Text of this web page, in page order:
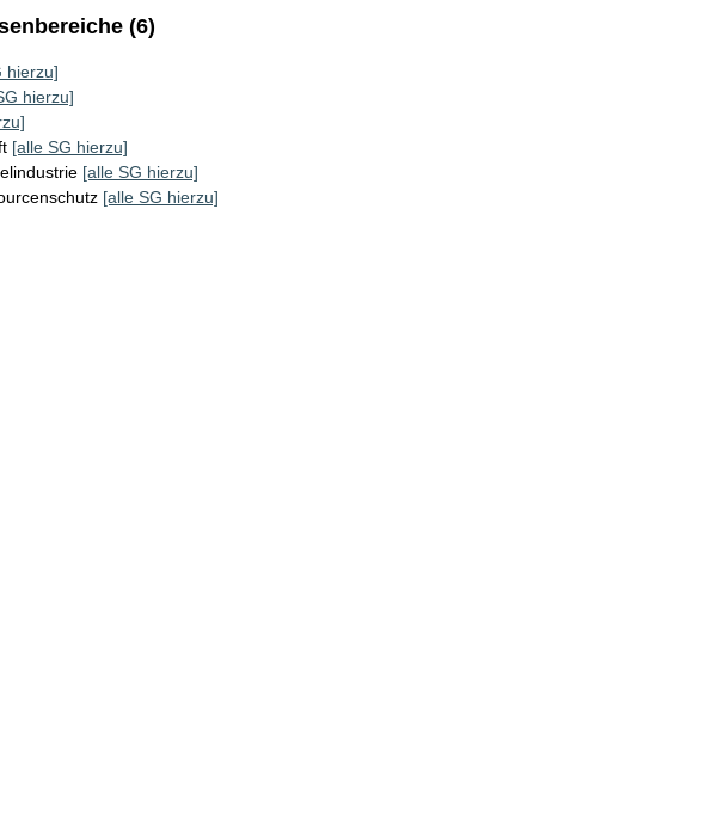
(6)
hierzu]
hierzu]
[alle SG hierzu]
[alle SG hierzu]
[alle SG hierzu]